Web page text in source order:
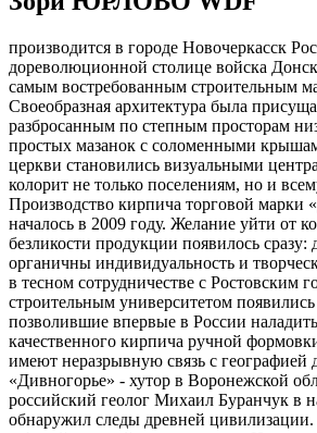
производится в городе Новочеркасск
дореволюционной столице войска
самым востребованным строительным
Своеобразная архитектура была
разбросанным по степным просторам
простых мазанок с соломенными
церкви становились визуальными
колорит не только поселениям, но и
Производство кирпича торговой марки
началось в 2009 году. Желание уйти от
безликости продукции появилось
органичны индивидуальность и
в тесном сотрудничестве с Ростовским
строительным университетом
позволившие впервые в России
качественного кирпича ручной
имеют неразрывную связь с географией
«Дивногорье» - хутор в Воронежской
российский геолог Михаил Буранчук в
обнаружил следы древней